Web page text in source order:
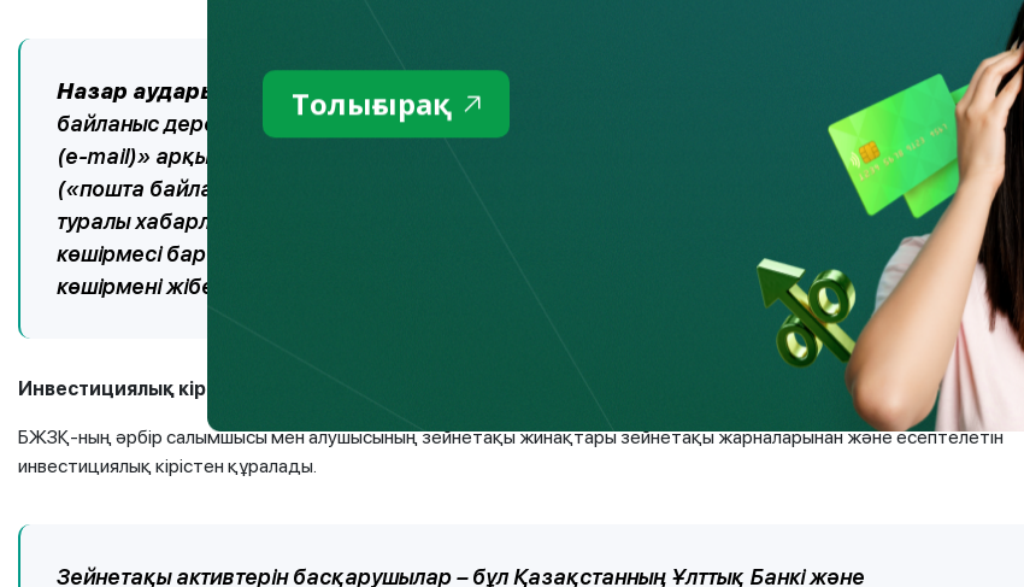
Назар аударыңыз!
Қолданыстағы зейнетақы заңнамасына сәйкес салымшылар БЖЗҚ-ға
байланыс деректеріндегі, оның ішінде электрондық мекенжайдағы («электрондық пошта
(e-mail)» арқылы хабарлау тәсілін таңдаған жағдайда) немесе пошталық мекенжайдағы
(«пошта байланысы арқылы» хабарлау тәсілін таңдаған жағдайда) барлық өзгерістер
туралы хабарлауға міндетті. Егер бұл жасалмаса, онда ескі мекенжайға жіберілген үзінді-
көшірмесі бар конверт БЖЗҚ-ға қайтарылады, ал қор өз кезегінде келесі жылға үзінді-
көшірмені жібермеуге құқылы.
Инвестициялық кіріс дегеніміз не?
БЖЗҚ-ның әрбір салымшысы мен алушысының зейнетақы жинақтары зейнетақы жарналарынан және есептелетін
инвестициялық кірістен құралады.
Зейнетақы активтерін басқарушылар – бұл Қазақстанның Ұлттық Банкі және
Толығырақ